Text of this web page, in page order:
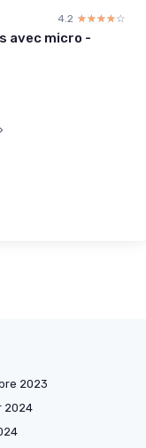
4.2 ☆☆☆☆☆
★★★★★
avec micro -
2023
2024